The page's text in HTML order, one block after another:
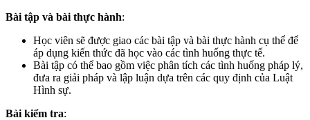
Bài tập và bài thực hành:
Học viên sẽ được giao các bài tập và bài thực hành cụ thể để
áp dụng kiến thức đã học vào các tình huống thực tế.
Bài tập có thể bao gồm việc phân tích các tình huống pháp lý,
đưa ra giải pháp và lập luận dựa trên các quy định của Luật
Hình sự.
Bài kiểm tra: